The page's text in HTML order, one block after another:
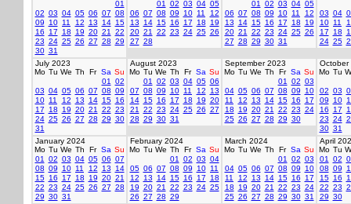
01
02 03 04 05 06 07 08
09
10 11 12 13 14 15
16
17 18 19 20 21
22
23 24 25 26 27 28 29
30 31
01 02 03 04 05
06 07 08 09 10 11
12
13
14 15 16 17 18
19
20 21 22 23 24 25 26
27 28
01 02 03 04 05
06 07 08 09 10 11
12
13
14 15 16 17 18
19
20 21 22 23 24 25 26
27 28 29 30 31
03 04
10 11
17
18
24 25
July 2023
Mo Tu We Th Fr Sa Su
01
02
03 04 05 06 07 08 09
10 11 12 13 14 15 16
17
18 19 20 21 22 23
24 25 26 27 28 29 30
31
August 2023
Mo Tu We Th Fr Sa Su
01
02 03 04 05 06
07 08 09 10 11 12
13
14 15 16 17 18 19 20
21
22 23 24 25 26 27
28 29 30 31
September 2023
Mo Tu We Th Fr Sa Su
01
02 03
04 05 06 07 08 09
10
11
12 13 14 15 16
17
18
19 20 21 22 23 24
25 26 27 28 29 30
October
Mo Tu
02 03
09
10
16
17
23 24
30 31
January 2024
Mo Tu We Th Fr Sa Su
01
02 03 04 05 06 07
08 09 10 11 12 13
14
15 16 17 18 19 20 21
22 23 24 25 26 27 28
29 30 31
February 2024
Mo Tu We Th Fr Sa Su
01
02 03 04
05 06 07 08 09 10 11
12
13 14 15 16 17
18
19 20 21 22 23 24 25
26 27 28 29
March 2024
Mo Tu We Th Fr Sa Su
01
02 03
04 05 06 07 08 09
10
11
12 13 14 15 16
17
18
19 20 21 22 23 24
25 26 27 28 29 30 31
April
Mo Tu
01
02
08 09
15 16
22 23
29 30